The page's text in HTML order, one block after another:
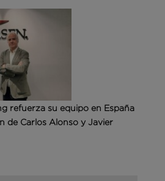
refuerza su equipo en España
de Carlos Alonso y Javier